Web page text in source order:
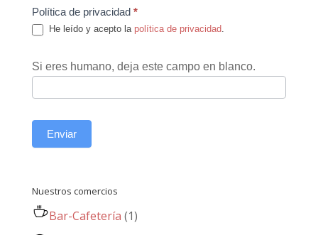
Política de privacidad *
He leído y acepto la política de privacidad
Si eres humano, deja este campo en blanco.
Enviar
Nuestros comercios
Bar-Cafetería (1)